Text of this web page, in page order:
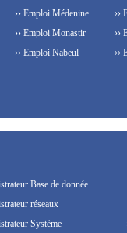
›› Emploi Médenine
›› Emploi Monastir
›› Emploi Nabeul
››
››
››
Base de donnée
réseaux
Système